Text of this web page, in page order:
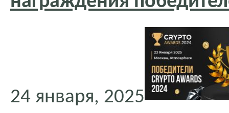
24 января, 2025